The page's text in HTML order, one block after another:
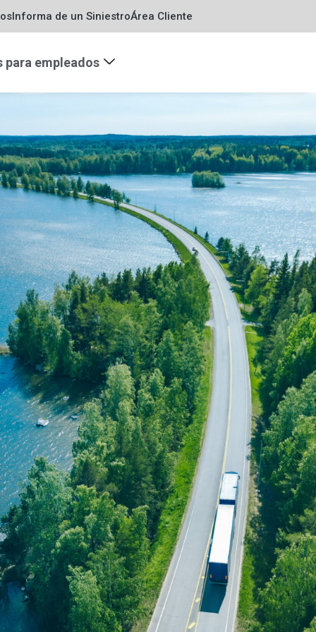
Informa de un SiniestroÁrea Cliente
para empleados